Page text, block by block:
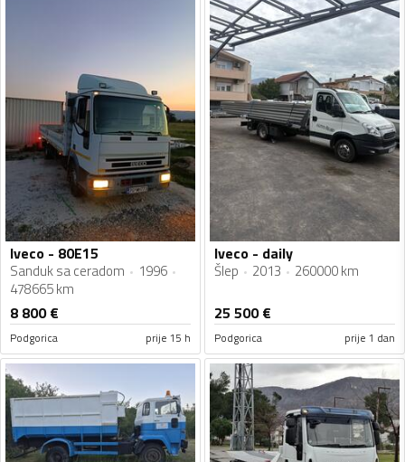
Iveco - 80E15
Sanduk sa ceradom
1996
478665 km
8 800€
Podgorica prije 15 h
Iveco - daily
Šlep 2013 260000 km
25 500€
Podgorica prije 1 dan